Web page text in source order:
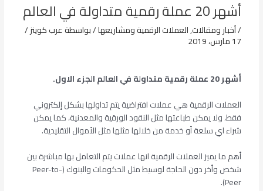
أشهر 20 عملة رقمية متداولة في العالم
/أخبار ومقالات,العملات الرقمية ومشاريعها/ بواسطةعرب كوينز/
17 مارس، 2019
أشهر 20 عملة رقمية متداولة في العالم الجزء الاول.
العملات الرقمية هي عملات افتراضية يتم تداولها بشكل إلكتروني
فقط، ولا يمكن طباعتها مثل النقود الورقية والمعدنية، كما يمكن
شراء اي سلعة أو خدمة من خلالها مثلها مثل الأموال التقليدية.
أهم ما يميز العملات الرقمية انها عملات يتم التعامل بها مباشرة بين
شخص وأخر دون الحاجة لوسيط مثل الحكومات والبنوك (Peer-to-
Peer).